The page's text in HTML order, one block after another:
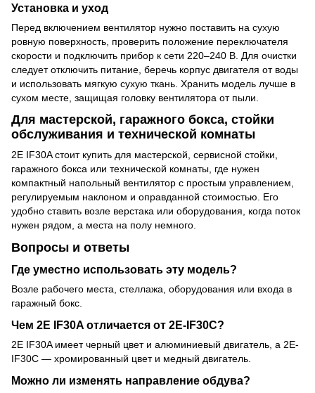
Установка и уход
Перед включением вентилятор нужно поставить на сухую
ровную поверхность, проверить положение переключателя
скорости и подключить прибор к сети 220–240 В. Для очистки
следует отключить питание, беречь корпус двигателя от воды
и использовать мягкую сухую ткань. Хранить модель лучше в
сухом месте, защищая головку вентилятора от пыли.
Для мастерской, гаражного бокса, стойки
обслуживания и технической комнаты
2E IF30A стоит купить для мастерской, сервисной стойки,
гаражного бокса или технической комнаты, где нужен
компактный напольный вентилятор с простым управлением,
регулируемым наклоном и оправданной стоимостью. Его
удобно ставить возле верстака или оборудования, когда поток
нужен рядом, а места на полу немного.
Вопросы и ответы
Где уместно использовать эту модель?
Возле рабочего места, стеллажа, оборудования или входа в
гаражный бокс.
Чем 2E IF30A отличается от 2E-IF30C?
2E IF30A имеет черный цвет и алюминиевый двигатель, а 2E-
IF30C — хромированный цвет и медный двигатель.
Можно ли изменять направление обдува?